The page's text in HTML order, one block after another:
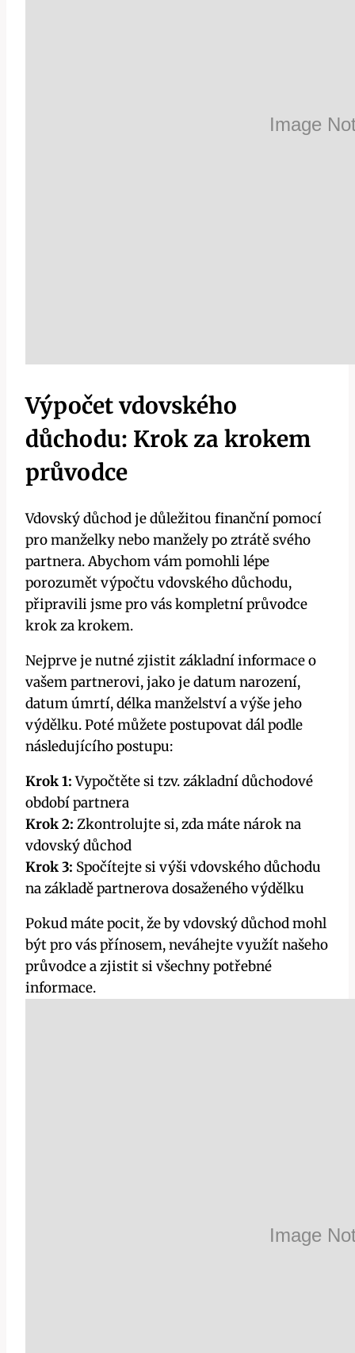
Výpočet vdovského
důchodu: Krok za krokem
průvodce
Vdovský důchod je důležitou finanční pomocí
pro manželky nebo manžely po ztrátě svého
partnera. Abychom vám pomohli lépe
porozumět výpočtu vdovského důchodu,
připravili jsme pro vás kompletní průvodce
krok za krokem.
Nejprve je nutné zjistit základní informace o
vašem partnerovi, jako je datum narození,
datum úmrtí, délka manželství a výše jeho
výdělku. Poté můžete postupovat dál podle
následujícího postupu:
Krok 1:Vypočtěte si tzv. základní důchodové
období partnera
Krok 2: Zkontrolujte si, zda máte nárok na
vdovský důchod
Krok 3: Spočítejte si výši vdovského důchodu
na základě partnerova dosaženého výdělku
Pokud máte pocit, že by vdovský důchod mohl
být pro vás přínosem, neváhejte využít našeho
průvodce a zjistit si všechny potřebné
informace.